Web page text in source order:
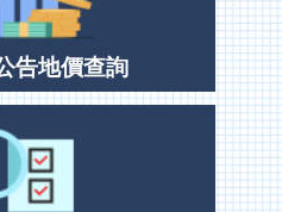
告地價查詢